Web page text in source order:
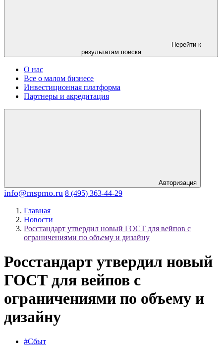
Перейти к
результатам поиска
О нас
Все о малом бизнесе
Инвестиционная платформа
Партнеры и акредитация
Авторизация
info@mspmo.ru 8 (495) 363-44-29
Главная
Новости
Росстандарт утвердил новый ГОСТ для вейпов с
ограничениями по объему и дизайну
Росстандарт утвердил новый
ГОСТ для вейпов с
ограничениями по объему и
дизайну
#Сбыт